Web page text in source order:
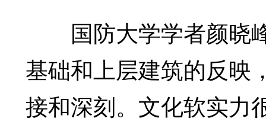
国防大学学者颜晓
基础和上层建筑的反映
接和深刻。文化软实力